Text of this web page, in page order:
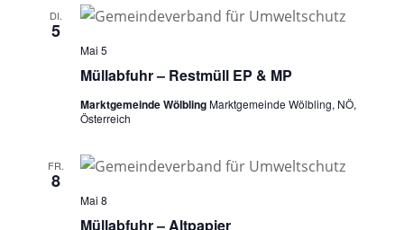
DI.
5
Müllabfuhr – Restmüll EP & MP
Mai 5
Marktgemeinde WölblingMarktgemeinde Wölbling, NÖ,
Österreich
FR.
8
Müllabfuhr – Altpapier
Mai 8